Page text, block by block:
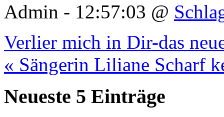
Admin - 12:57:03 @
Verlier mich in Dir-das
« Sängerin Liliane Scharf
Neueste 5 Einträge